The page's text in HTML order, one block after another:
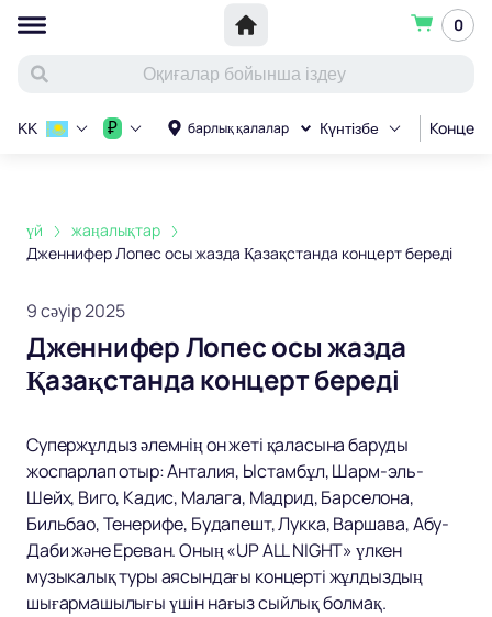
0
барлық қалалар Күнтізбе Концерт
KK ₽
үй
жаңалықтар
Дженнифер Лопес осы жазда Қазақстанда концерт береді
9 сәуір 2025
Дженнифер Лопес осы жазда
Қазақстанда концерт береді
Супержұлдыз әлемнің он жеті қаласына баруды
жоспарлап отыр: Анталия, Ыстамбұл, Шарм-эль-
Шейх, Виго, Кадис, Малага, Мадрид, Барселона,
Бильбао, Тенерифе, Будапешт, Лукка, Варшава, Абу-
Даби және Ереван. Оның «UP ALL NIGHT» үлкен
музыкалық туры аясындағы концерті жұлдыздың
шығармашылығы үшін нағыз сыйлық болмақ.